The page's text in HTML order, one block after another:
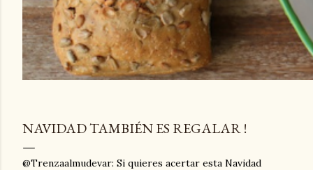
NAVIDAD TAMBIÉN ES REGALAR !
@Trenzaalmudevar: Si quieres acertar esta Navidad